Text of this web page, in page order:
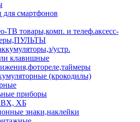
для смартфонов
ТВ товары,комп. и телеф.аксесс-
устр.
клавишные
(крокодилы)
приборы
ХБ
знаки,наклейки